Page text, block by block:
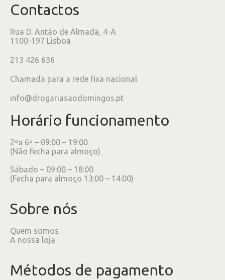
Contactos
Rua D. Antão de Almada, 4-A
1100-197 Lisboa
213 426 636
Chamada para a rede fixa nacional
info@drogariasaodomingos.pt
Horário funcionamento
2ªa 6ª – 09:00 – 19:00
(Não fecha para almoço)
Sábado – 09:00 – 18:00
(Fecha para almoço 13:00 – 14:00)
Sobre nós
Quem somos
A nossa loja
Métodos de pagamento